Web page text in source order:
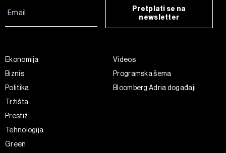
Pretplati se na
newsletter
Ekonomija
Biznis
Politika
Tržišta
Prestiž
Tehnologija
Green
Videos
Programska šema
Bloomberg Adria događaji